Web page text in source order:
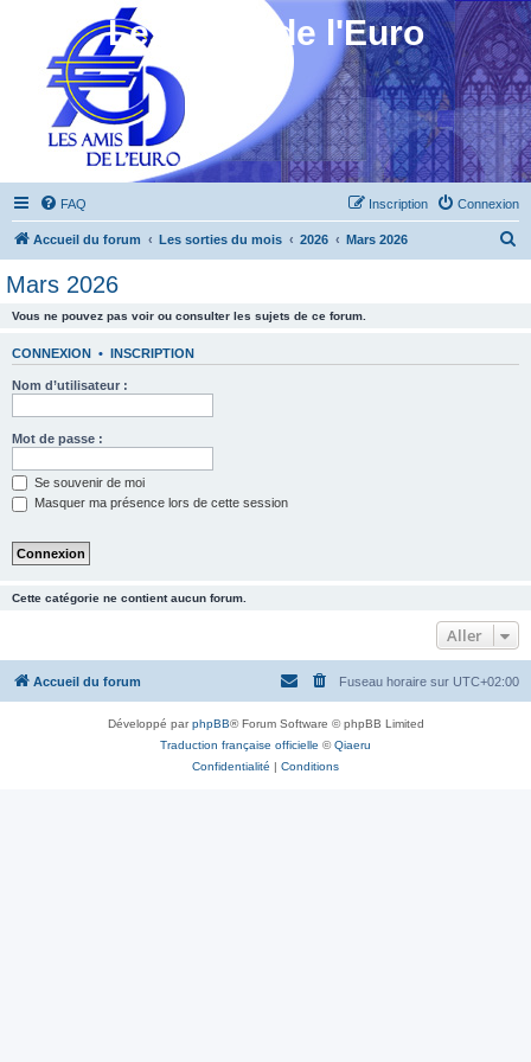
Les Amis de l'Euro
FAQ Connexion
Inscription
Accueil du forum Les sorties du mois 2026 Mars 2026
Mars 2026
Vous ne pouvez pas voir ou consulter les sujets de ce forum.
CONNEXION • INSCRIPTION
Nom d’utilisateur :
Mot de passe :
Se souvenir de moi
Masquer ma présence lors de cette session
Cette catégorie ne contient aucun forum.
Aller
Accueil du forum Fuseau horaire sur UTC+02:00
Développé parphpBB® Forum Software © phpBB Limited
Traduction française officielle ©Qiaeru
Confidentialité | Conditions